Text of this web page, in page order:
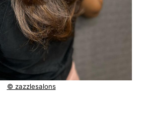
© zazzlesalons